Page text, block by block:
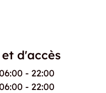
d'accès
- 22:00
- 22:00